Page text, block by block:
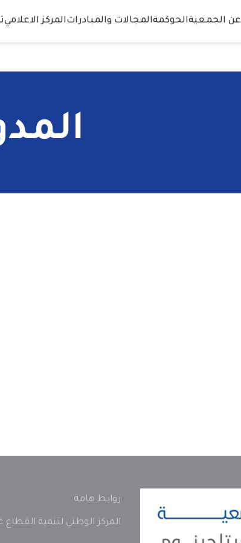
عن الجمعيةالحوكمةالمجالات والمبادراتالمركز الاعلامي
روابط هامة
المركز الوطني لتنمية القطاع